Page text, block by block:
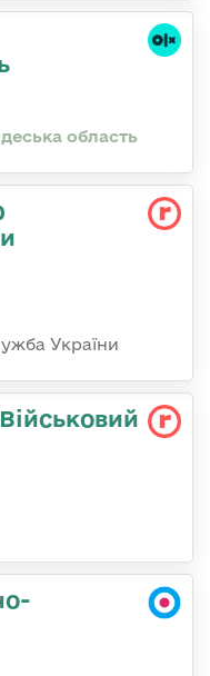
область
України